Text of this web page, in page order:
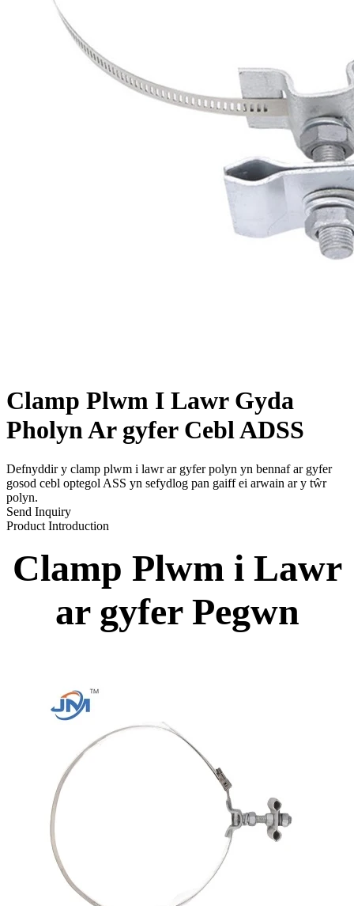
Clamp Plwm I Lawr Gyda
Pholyn Ar gyfer Cebl ADSS
Defnyddir y clamp plwm i lawr ar gyfer polyn yn bennaf ar gyfer
gosod cebl optegol ASS yn sefydlog pan gaiff ei arwain ar y tŵr
polyn.
Send Inquiry
Product Introduction
Clamp Plwm i Lawr
ar gyfer Pegwn